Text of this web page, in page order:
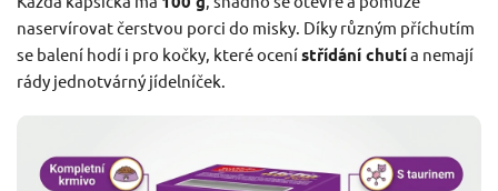
naservírovat čerstvou porci do misky. Díky různým příchutím
se balení hodí i pro kočky, které ocenístřídání chutía nemají
rády jednotvárný jídelníček.